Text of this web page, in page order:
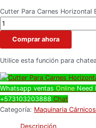
Cutter Para Carnes Horizontal
Comprar ahora
Utilice esta función para
Whatsapp ventas Online Need
+573103203888 Chat
Categoría: Maquinaria Cárnicos
Descripción